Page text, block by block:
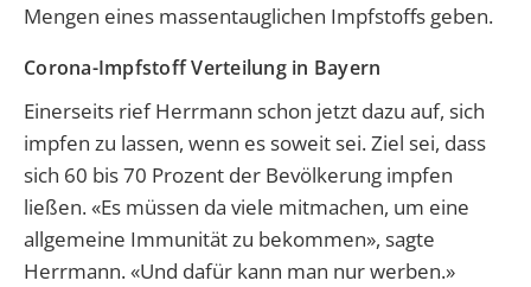
Mengen eines massentauglichen Impfstoffs geben.
Corona-Impfstoff Verteilung in Bayern
Einerseits rief Herrmann schon jetzt dazu auf, sich
impfen zu lassen, wenn es soweit sei. Ziel sei, dass
sich 60 bis 70 Prozent der Bevölkerung impfen
ließen. «Es müssen da viele mitmachen, um eine
allgemeine Immunität zu bekommen», sagte
Herrmann. «Und dafür kann man nur werben.»